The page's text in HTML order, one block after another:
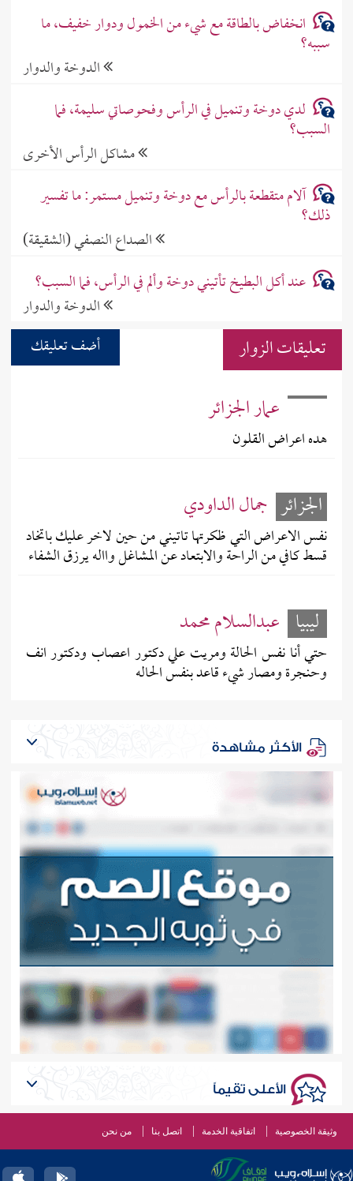
انخفاض بالطاقة مع شيء من الخمول ودوار خفيف، ما
سببه؟
الدوخة والدوار
لدي دوخة وتنميل في الرأس وفحوصاتي سليمة، فما
السبب؟
مشاكل الرأس الأخرى
آلام متقطعة بالرأس مع دوخة وتنميل مستمر: ما تفسير
ذلك؟
الصداع النصفي (الشقيقة)
عند أكل البطيخ تأتيني دوخة وألم في الرأس، فما السبب؟
الدوخة والدوار
تعليقات الزوار أضف تعليقك
عمار الجزائر
هده اعراض القلون
الجزائر جمال الداودي
نفس الاعراض التي ظكرتها تاتيني من حين لاخر عليك باتخاد
قسط كافي من الراحة والابتعاد عن المشاغل وااله يرزق الشفاء
ليبيا عبدالسلام محمد
حتي أنا نفس الحالة ومريت علي دكتور اعصاب ودكتور انف
وحنجرة ومصار شيء قاعد بنفس الحاله
الأكثر مشاهدة
الأعلى تقيماً
وثيقة الخصوصية اتفاقية الخدمة اتصل بنا من نحن